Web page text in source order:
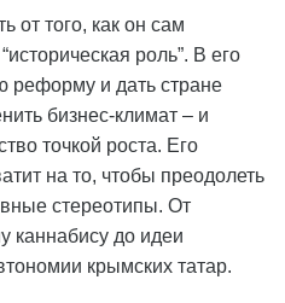
от того, как он сам
роль”. В его
реформу и дать стране
бизнес-климат – и
точкой роста. Его
на то, чтобы преодолеть
стереотипы. От
каннабису до идеи
крымских татар.